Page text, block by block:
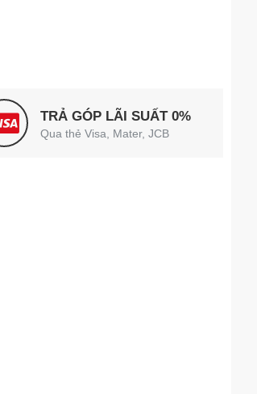
TRẢ GÓP LÃI SUẤT 0%
Qua thẻ Visa, Mater, JCB